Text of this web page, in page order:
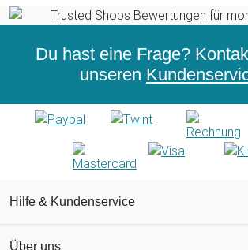
Du hast eine Frage?
unseren
Hilfe & Kundenservice
Über uns